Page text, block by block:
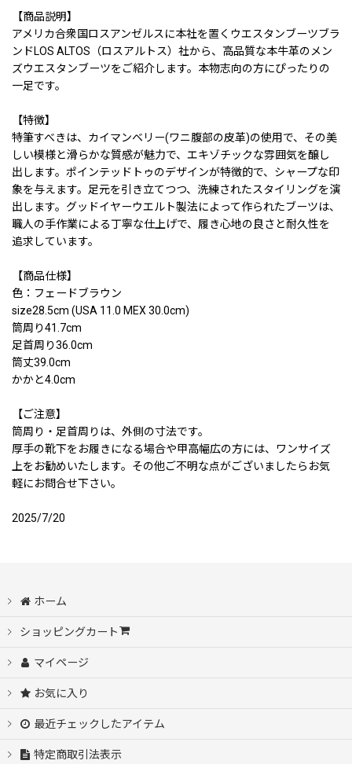
【商品説明】
アメリカ合衆国ロスアンゼルスに本社を置くウエスタンブーツブラ
ンドLOS ALTOS（ロスアルトス）社から、高品質な本牛革のメン
ズウエスタンブーツをご紹介します。本物志向の方にぴったりの
一足です。
【特徴】
特筆すべきは、カイマンベリー(ワニ腹部の皮革)の使用で、その美
しい模様と滑らかな質感が魅力で、エキゾチックな雰囲気を醸し
出します。ポインテッドトゥのデザインが特徴的で、シャープな印
象を与えます。足元を引き立てつつ、洗練されたスタイリングを演
出します。グッドイヤーウエルト製法によって作られたブーツは、
職人の手作業による丁寧な仕上げで、履き心地の良さと耐久性を
追求しています。
【商品仕様】
色：フェードブラウン
size28.5cm (USA 11.0 MEX 30.0cm)
筒周り41.7cm
足首周り36.0cm
筒丈39.0cm
かかと4.0cm
【ご注意】
筒周り・足首周りは、外側の寸法です。
厚手の靴下をお履きになる場合や甲高幅広の方には、ワンサイズ
上をお勧めいたします。その他ご不明な点がございましたらお気
軽にお問合せ下さい。
2025/7/20
ホーム
ショッピングカート
マイページ
お気に入り
最近チェックしたアイテム
特定商取引法表示